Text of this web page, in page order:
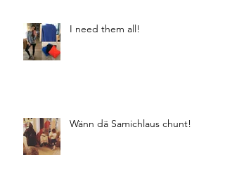
I need them all!
Wänn dä Samichlaus chunt!